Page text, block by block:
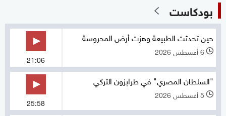
بودكاست
حين تحدثت الطبيعة وهزت أرض المحروسة
l 6 أغسطس 2026
21:06
"السلطان المصري" في طرابزون التركي
l 5 أغسطس 2026
25:58